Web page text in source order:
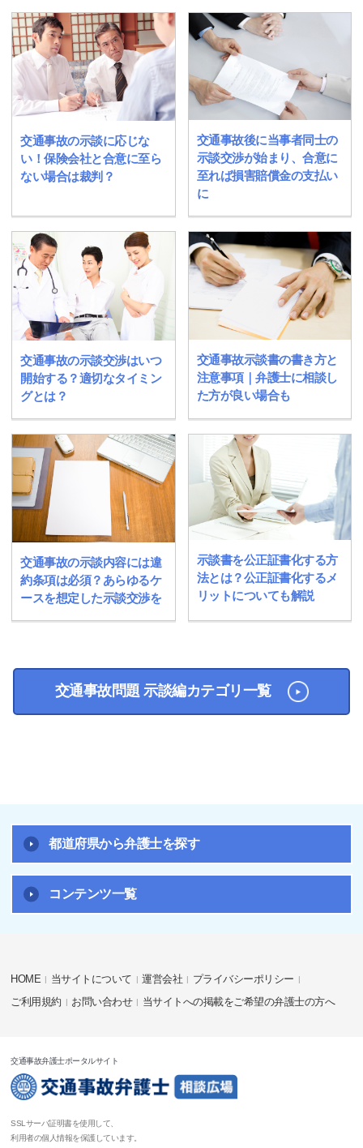
交通事故の示談に応じな
い！保険会社と合意に至ら
ない場合は裁判？
交通事故後に当事者同士の
示談交渉が始まり、合意に
至れば損害賠償金の支払い
に
交通事故の示談交渉はいつ
開始する？適切なタイミン
グとは？
交通事故示談書の書き方と
注意事項｜弁護士に相談し
た方が良い場合も
交通事故の示談内容には違
約条項は必須？あらゆるケ
ースを想定した示談交渉を
示談書を公正証書化する方
法とは？公正証書化するメ
リットについても解説
交通事故問題 示談編カテゴリ一覧
都道府県から弁護士を探す
コンテンツ一覧
HOME 当サイトについて 運営会社
プライバシーポリシー
ご利用規約
お問い合わせ 当サイトへの掲載をご希望の弁護士の方へ
交通事故弁護士ポータルサイト
SSLサーバ証明書を使用して、
利用者の個人情報を保護しています。